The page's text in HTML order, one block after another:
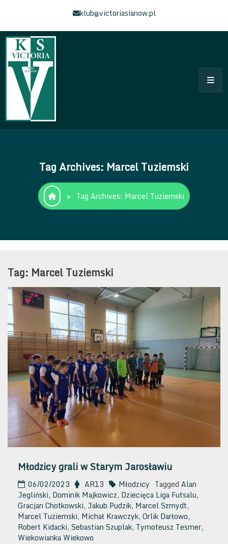
klub@victoriasianow.pl
Tag Archives: Marcel Tuziemski
» Tag Archives: Marcel Tuziemski
Tag: Marcel Tuziemski
Młodzicy grali w Starym Jarosławiu
06/02/2023 AR13 Młodzicy Tagged Alan
Jegliński, Dominik Majkowicz, Dziecięca Liga Futsalu,
Gracjan Chotkowski, Jakub Pudzik, Marcel Szmydt,
Marcel Tuziemski, Michał Krawczyk, Orlik Darłowo,
Robert Kidacki, Sebastian Szuplak, Tymoteusz Tesmer,
Wiekowianka Wiekowo